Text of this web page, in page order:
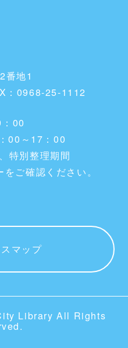
番地1
：0968-25-1112
00
00～17：00
特別整理期間
ご確認ください。
マップ
Library All Rights